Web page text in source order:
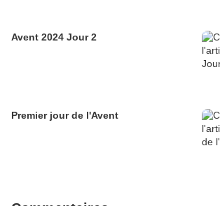
Avent 2024 Jour 2
Premier jour de l'Avent